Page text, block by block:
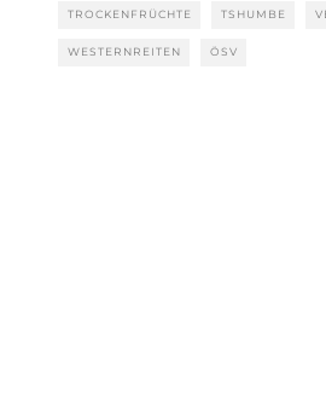
TROCKENFRÜCHTE TSHUMBE
WESTERNREITEN ÖSV